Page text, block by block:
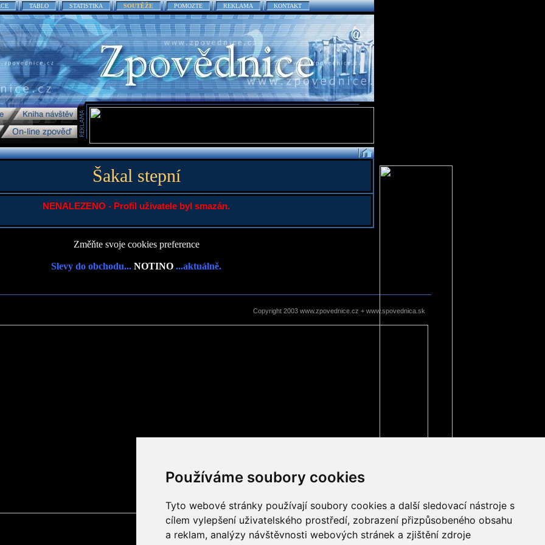
Používáme soubory cookies
Tyto webové stránky používají soubory cookies a další sledovací nástroje s
cílem vylepšení uživatelského prostředí, zobrazení přizpůsobeného obsahu
a reklam, analýzy návštěvnosti webových stránek a zjištění zdroje
TABLO STATISTIKA SOUTĚŽE POMOZTE REKLAMA KONTAKT
Šakal stepní
NENALEZENO - Profil uživatele byl smazán.
Změňte svoje cookies preference
Slevy do obchodu... NOTINO ...aktuálně.
Copyright 2003 www.zpovednice.cz + www.spovednica.sk